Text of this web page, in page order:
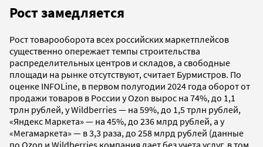
Рост замедляется
Рост товарооборота всех российских маркетплейсов
существенно опережает темпы строительства
распределительных центров и складов, а свободные
площади на рынке отсутствуют, считает Бурмистров. По
оценке INFOLine, в первом полугодии 2024 года оборот от
продажи товаров в России у Ozon вырос на 74%, до 1,1
трлн рублей, у Wildberries — на 59%, до 1,5 трлн рублей,
«Яндекс Маркета» — на 45%, до 236 млрд рублей, а у
«Мегамаркета» — в 3,3 раза, до 258 млрд рублей (данные